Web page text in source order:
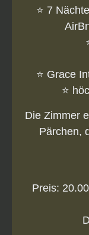
⭐️ 7
⭐️ Grace
⭐️
Die Zimmer
Pärchen,
Preis: